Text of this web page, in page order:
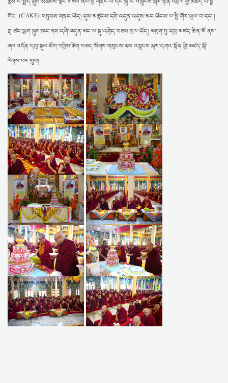
རྣམ་ངོ་སྤྲོད་གྲུབ་མཚམས་སྣང་གསལ་ཞལ་ཕྱེ་གནང་བ་དང་སྐུ་ཡི་འཁྲུངས་སྐར་རྟེན་འབྲེལ་གྱི་མཆོད་པ་སྤྲི་
གོར་ (CAKE) བཏུབས་གནང་ཡོད། དུས་མཚུངས་དགེ་འདུན་འདུས་མང་ཡོངས་ལ་སྤྲི་གོར་ཕུལ་བ་དང་།
གྲྭ་ཚང་ཕྱག་སྦུག་ཁང་ནས་དགེ་འདུན་མང་ལ་སྐུ་འགྱེད་བཅས་ཕུལ་ཡོད། མཇུག་ཏུ་དབུ་མཛད་ཆེན་མོ་ནས་
ཞལ་འདོན་དབུ་སྐུལ་ཐོག་བཀྲིས་ཚིག་བཅད་སོགས་གསུངས་ནས་འཁྲུངས་སྐར་དགའ་སྟོན་གྱི་མཛད་སྒོ་
ལེགས་པར་གྲུབ།